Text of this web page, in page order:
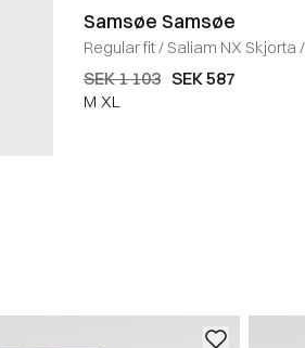
Samsøe Samsøe
Regular fit/ Saliam NX Skjorta /
SEK 1 103 SEK 587
M XL